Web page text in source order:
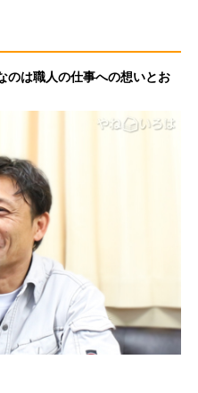
のは職人の仕事への想いとお